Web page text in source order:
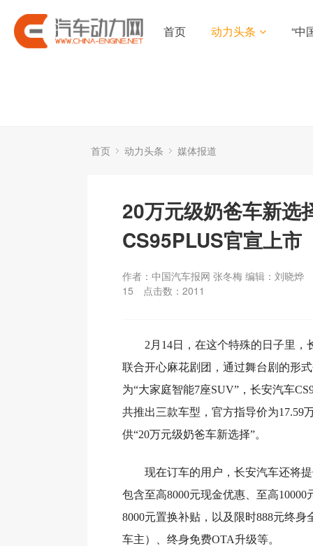
首页 动力头条 “中
首页 动力头条 媒体报道
20万元级奶爸车新选
CS95PLUS官宣上市
作者：中国汽车报网 张冬梅 编辑：刘晓烨
15
点击数： 2011
2月14日，在这个特殊的日子里，
联合开心麻花剧团，通过舞台剧的形
为“大家庭智能7座SUV”，长安汽车
共推出三款车型，官方指导价为17.59
供“20万元级奶爸车新选择”。
现在订车的用户，长安汽车还将
包含至高8000元现金优惠、至高10000
8000元置换补贴，以及限时888元终身
车主）、终身免费OTA升级等。